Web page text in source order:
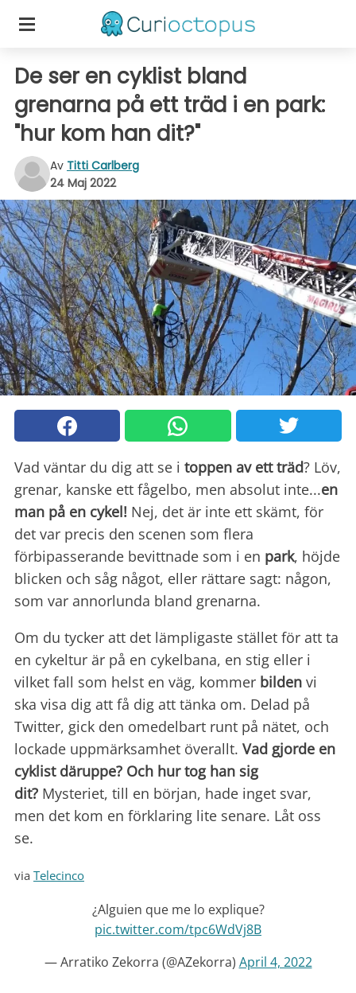
De ser en cyklist bland
grenarna på ett träd i en park:
"hur kom han dit?"
Av Titti Carlberg
24 Maj 2022
Vad väntar du dig att se i toppen av ett träd? Löv,
grenar, kanske ett fågelbo, men absolut inte...en
man på en cykel! Nej, det är inte ett skämt, för
det var precis den scenen som flera
förbipasserande bevittnade som i en park, höjde
blicken och såg något, eller rättare sagt: någon,
som var annorlunda bland grenarna.
Om du tycker att det lämpligaste stället för att ta
en cykeltur är på en cykelbana, en stig eller i
vilket fall som helst en väg, kommer bilden vi
ska visa dig att få dig att tänka om. Delad på
Twitter, gick den omedelbart runt på nätet, och
lockade uppmärksamhet överallt. Vad gjorde en
cyklist däruppe? Och hur tog han sig
dit? Mysteriet, till en början, hade inget svar,
men det kom en förklaring lite senare. Låt oss
se.
via Telecinco
¿Alguien que me lo explique?
pic.twitter.com/tpc6WdVj8B
— Arratiko Zekorra (@AZekorra) April 4, 2022